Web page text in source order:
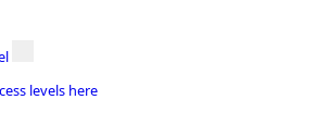
levels here